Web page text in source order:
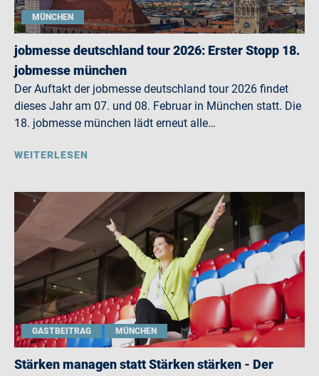
MÜNCHEN
jobmesse deutschland tour 2026: Erster Stopp 18.
jobmesse münchen
Der Auftakt der jobmesse deutschland tour 2026 findet
dieses Jahr am 07. und 08. Februar in München statt. Die
18. jobmesse münchen lädt erneut alle…
WEITERLESEN
GASTBEITRAG MÜNCHEN
Stärken managen statt Stärken stärken - Der